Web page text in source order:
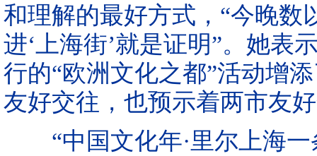
和理解的最好方式，“今晚数
进‘上海街’就是证明”。她表
行的“欧洲文化之都”活动增
友好交往，也预示着两市友
“中国文化年·里尔上海一